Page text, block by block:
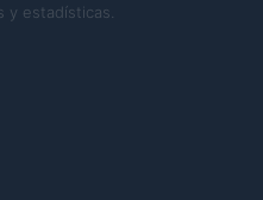
y estadísticas.